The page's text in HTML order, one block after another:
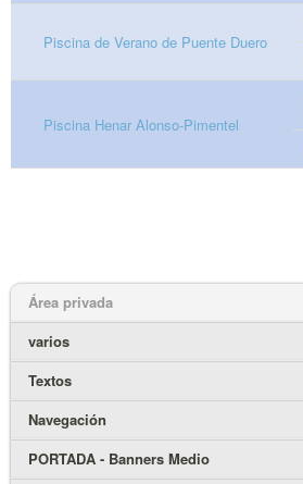
Piscina de Verano de Puente Duero
Piscina Henar Alonso-Pimentel
Área privada
varios
Textos
Navegación
PORTADA - Banners Medio